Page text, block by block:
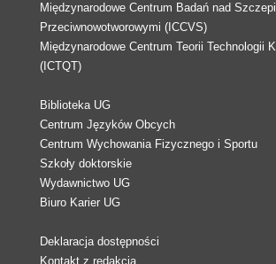
Międzynarodowe Centrum Badań nad
Przeciwnowotworowymi (ICCVS)
Międzynarodowe Centrum Teorii Technologii
(ICTQT)
Biblioteka UG
Centrum Języków Obcych
Centrum Wychowania Fizycznego i Sportu
Szkoły doktorskie
Wydawnictwo UG
Biuro Karier UG
Deklaracja dostępności
Kontakt z redakcją